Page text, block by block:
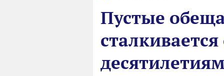
Пустые